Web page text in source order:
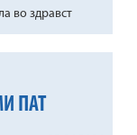
во здравст
ПАТ